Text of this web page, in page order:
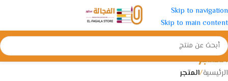
Skip to navigation
Skip to main content
المتجر
الرئيسية/المتجر